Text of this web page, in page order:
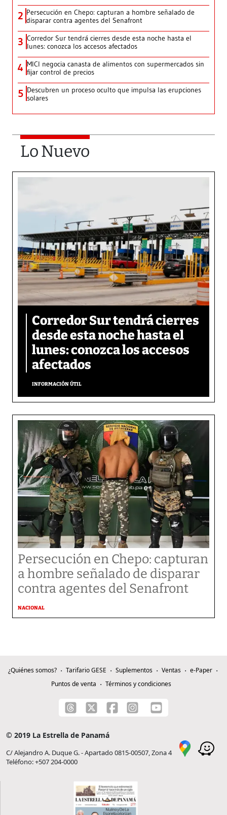
2 Persecución en Chepo: capturan a hombre señalado de
disparar contra agentes del Senafront
3 Corredor Sur tendrá cierres desde esta noche hasta el
lunes: conozca los accesos afectados
4 MICI negocia canasta de alimentos con supermercados sin
fijar control de precios
5 Descubren un proceso oculto que impulsa las erupciones
solares
Lo Nuevo
Corredor Sur tendrá cierres
desde esta noche hasta el
lunes: conozca los accesos
afectados
INFORMACIÓN ÚTIL
Persecución en Chepo: capturan
a hombre señalado de disparar
contra agentes del Senafront
NACIONAL
¿Quiénes somos? Tarifario GESE Suplementos Ventas
e-Paper
Puntos de venta
Términos y condiciones
© 2019 La Estrella de Panamá
C/ Alejandro A. Duque G. - Apartado 0815-00507, Zona 4
Teléfono: +507 204-0000